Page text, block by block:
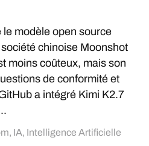
modèle open source
chinoise Moonshot
moins coûteux, mais son
de conformité et
a intégré Kimi K2.7
, IA, Intelligence Artificielle